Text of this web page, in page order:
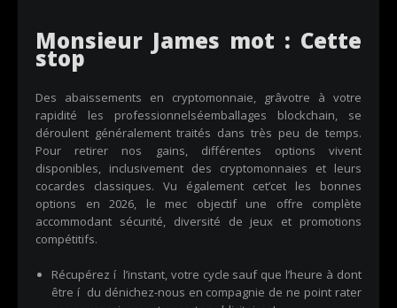
Monsieur James mot : Cette
stop
Des abaissements en cryptomonnaie, grâvotre à votre
rapidité les professionnelséemballages blockchain, se
déroulent généralement traités dans très peu de temps.
Pour retirer nos gains, différentes options vivent
disponibles, inclusivement des cryptomonnaies et leurs
cocardes classiques. Vu également cet’cet les bonnes
options en 2026, le mec objectif une offre complète
accommodant sécurité, diversité de jeux et promotions
compétitifs.
Récupérez í l’instant, votre cycle sauf que l’heure à dont
être í du dénichez-nous en compagnie de ne point rater